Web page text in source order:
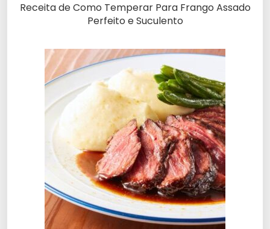
Receita de Como Temperar Para Frango Assado
Perfeito e Suculento